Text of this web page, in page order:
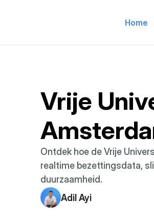
Home
Vrije
Ontdek hoe de Vrije
realtime bezettingsdata,
duurzaamheid.
Adil Ayi